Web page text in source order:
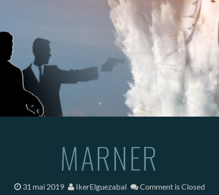
MARNER
31 mai 2019 IkerElguezabal Comment is Closed